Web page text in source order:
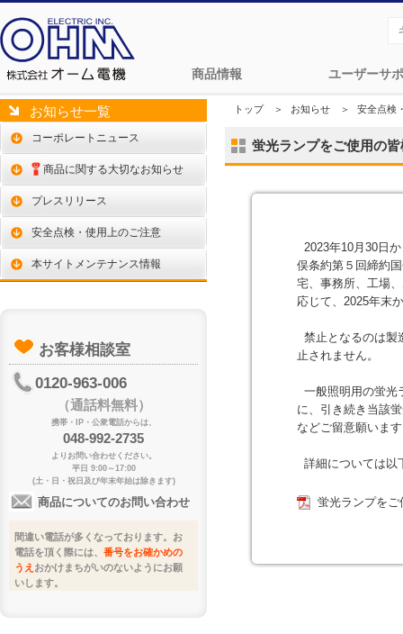
商品情報 ユーザーサ
お知らせ一覧
コーポレートニュース
商品に関する大切なお知らせ
プレスリリース
安全点検・使用上のご注意
本サイトメンテナンス情報
お客様相談室
0120-963-006
（通話料無料）
携帯・IP・公衆電話からは、
048-992-2735
よりお問い合わせください。
平日 9:00～17:00
(土・日・祝日及び年末年始は除きます)
商品についてのお問い合わせ
間違い電話が多くなっております。お
電話を頂く際には、 番号をお確かめの
うえ おかけまちがいのないようにお願
いします。
トップ＞ お知らせ ＞ 安全点検
蛍光ランプをご使用の
2023年10月30日
俣条約第５回締約
宅、事務所、工場
応じて、2025年末
禁止となるのは製
止されません。
一般照明用の蛍光
に、引き続き当該
などご留意願いま
詳細については以
蛍光ランプを